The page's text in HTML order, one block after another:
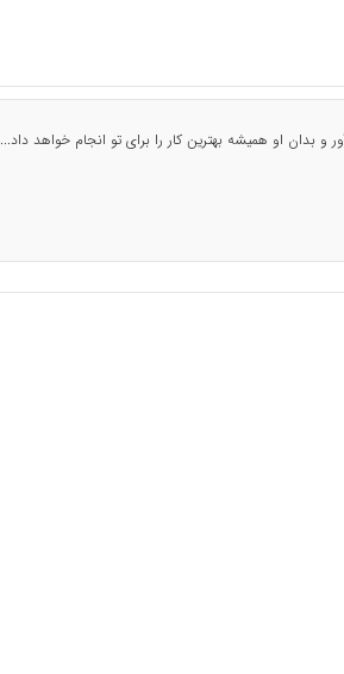
و بدان او همیشه بهترین کار را برای تو انجام خواهد داد...